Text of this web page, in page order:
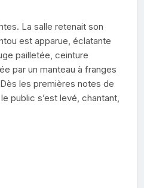
La salle retenait son
est apparue, éclatante
pailletée, ceinture
par un manteau à franges
les premières notes de
public s’est levé, chantant,